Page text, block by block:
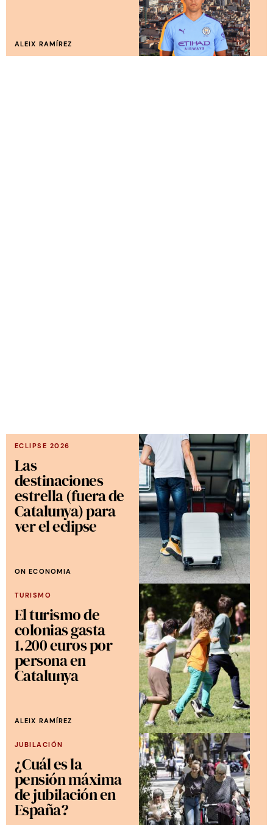
ALEIX RAMÍREZ
ECLIPSE 2026
Las
destinaciones
estrella (fuera de
Catalunya) para
ver el eclipse
ON ECONOMIA
TURISMO
El turismo de
colonias gasta
1.200 euros por
persona en
Catalunya
ALEIX RAMÍREZ
JUBILACIÓN
¿Cuál es la
pensión máxima
de jubilación en
España?